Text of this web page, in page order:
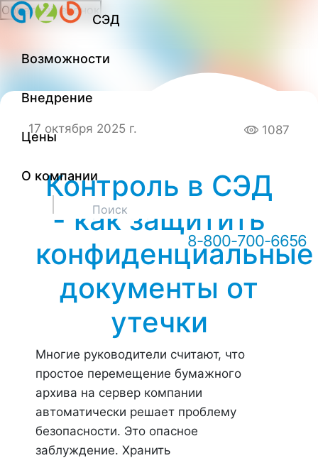
Обратный звонок
Онлайн-консультация А2Б
Здравствуйте! Мы можем вам
СЭД
Возможности
Внедрение
Цены
О компании
8-800-700-6656
17 октября 2025 г. 1087
Контроль в СЭД
- как защитить
конфиденциальные
документы от
утечки
Многие руководители считают, что
простое перемещение бумажного
архива на сервер компании
автоматически решает проблему
безопасности. Это опасное
заблуждение. Хранить